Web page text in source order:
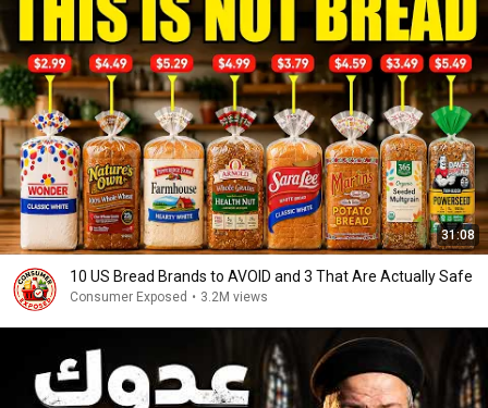
31:08
10 US Bread Brands to AVOID and 3 That Are Actually Safe
Consumer Exposed • 3.2M views